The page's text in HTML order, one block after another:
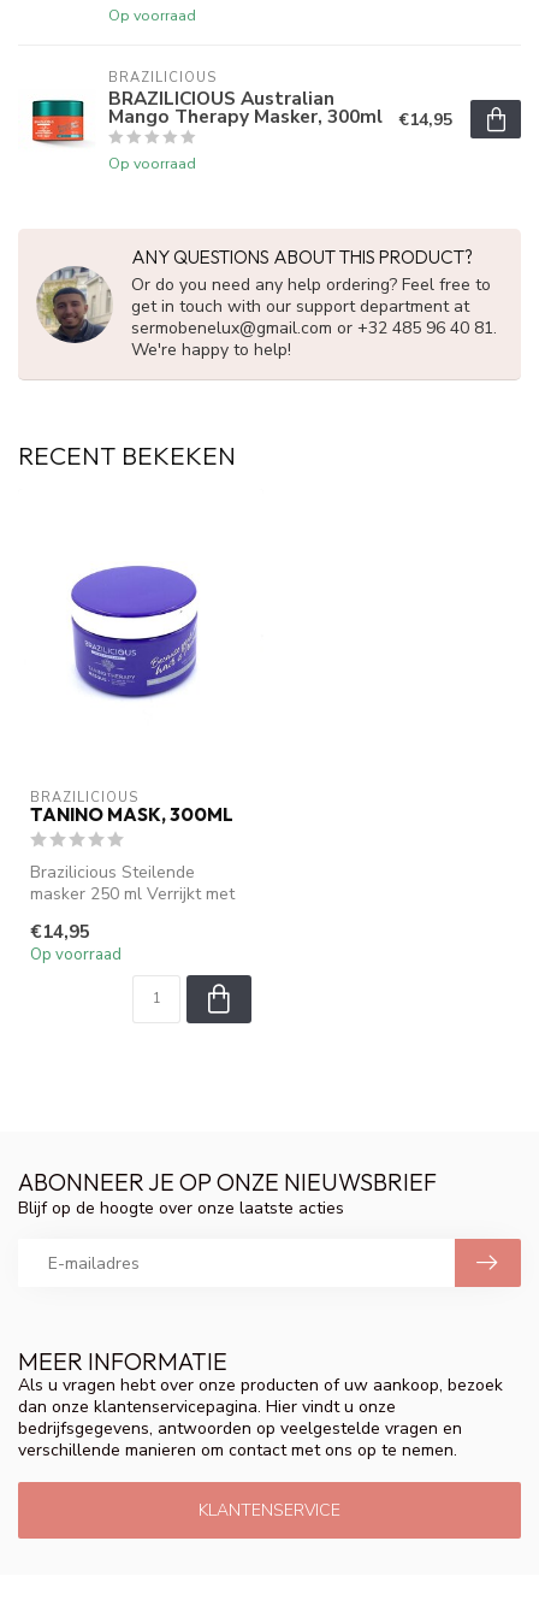
Op voorraad
BRAZILICIOUS
BRAZILICIOUS Australian
Mango Therapy Masker, 300ml
Op voorraad
€14,95
ANY QUESTIONS ABOUT THIS PRODUCT?
Or do you need any help ordering? Feel free to
get in touch with our support department at
sermobenelux@gmail.com or +32 485 96 40 81.
We're happy to help!
RECENT BEKEKEN
BRAZILICIOUS
TANINO MASK, 300ML
Brazilicious Steilende
masker 250 ml Verrijkt met
€14,95
Op voorraad
MEER INFORMATIE
Als u vragen hebt over onze producten of uw aankoop, bezoek
dan onze klantenservicepagina. Hier vindt u onze
bedrijfsgegevens, antwoorden op veelgestelde vragen en
verschillende manieren om contact met ons op te nemen.
KLANTENSERVICE
ABONNEER JE OP ONZE NIEUWSBRIEF
Blijf op de hoogte over onze laatste acties